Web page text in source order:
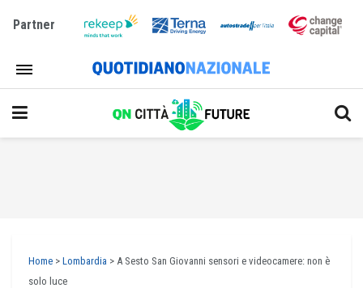
Partner
Home > Lombardia > A Sesto San Giovanni sensori e videocamere: non è
solo luce